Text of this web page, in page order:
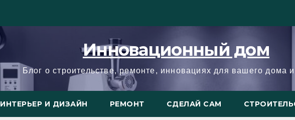
Инновационный дом
Блог о строительстве, ремонте, инновациях для вашего дома и
ИНТЕРЬЕР И ДИЗАЙН РЕМОНТ СДЕЛАЙ САМ